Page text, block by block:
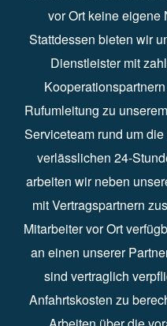
vor Ort keine eigene
Stattdessen bieten wir
Dienstleister mit
Rufumleitung zu
Serviceteam rund um
verlässlichen 24-
arbeiten wir neben
mit Vertragspartnern
Mitarbeiter vor Ort
an einen unserer
sind vertraglich
Anfahrtskosten zu